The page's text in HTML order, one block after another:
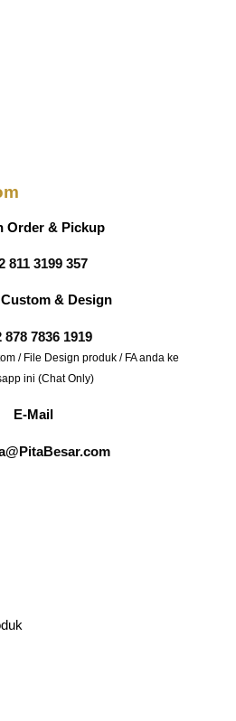
Order & Pickup
811 3199 357
& Design
878 7836 1919
/ File Design produk / FA anda ke
ini (Chat Only)
E-Mail